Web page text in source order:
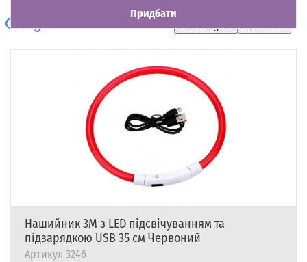
Придбати
Нашийник 3M з LED підсвічуванням та
підзарядкою USB 35 см Червоний
Артикул 3246